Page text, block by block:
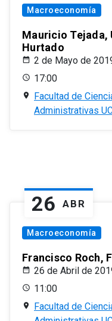
Macroeconomía
Mauricio Tejada,
Hurtado
2 de Mayo de
17:00
Facultad de
Administrativas
26 ABR
Macroeconomía
Francisco Roch,
26 de Abril de
11:00
Facultad de